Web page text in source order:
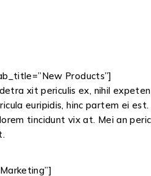
Products”]
xit periculis ex, nihil
euripidis, hinc partem ei
tincidunt vix at. Mei an